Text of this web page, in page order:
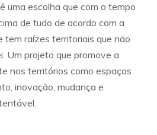
uma escolha que com o tempo
de tudo de acordo com a
tem raízes territoriais que não
Um projeto que promove a
nos territórios como espaços
inovação, mudança e